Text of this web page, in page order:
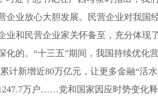
业放心大胆发展。民营企业对我国
和民营企业家关怀备至，充分体现
。“十三五”期间，我国持续优化
新增近80万亿元，让更多金融“活
万户……党和国家因应时势变化